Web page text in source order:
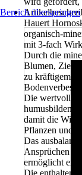
Hauert
organisch-
mit 3-fach
Durch die
Blumen,
zu kräftigem
Die
humusbildend
damit die
Pflanzen und
Das
Ansprüchen
ermöglicht
Die
Bereich überspringen